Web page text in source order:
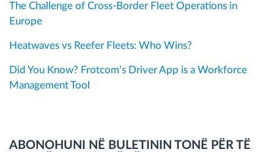
The Challenge of Cross-Border Fleet Operations in
Europe
Heatwaves vs Reefer Fleets: Who Wins?
Did You Know? Frotcom’s Driver App is a Workforce
Management Tool
ABONOHUNI NË BULETININ TONË PËR TË